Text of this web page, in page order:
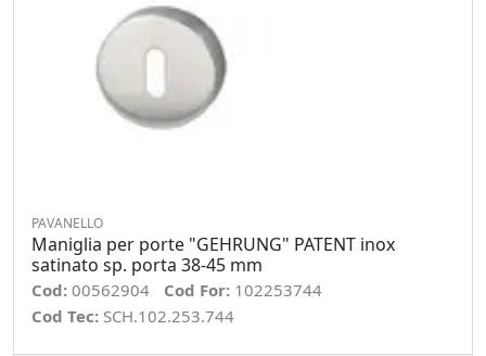
PAVANELLO
Maniglia per porte "GEHRUNG" PATENT inox
satinato sp. porta 38-45 mm
Cod: 00562904 Cod For: 102253744
Cod Tec: SCH.102.253.744